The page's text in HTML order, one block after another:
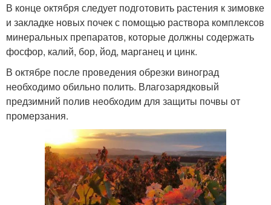
В конце октября следует подготовить растения к зимовке
и закладке новых почек с помощью раствора комплексов
минеральных препаратов, которые должны содержать
фосфор, калий, бор, йод, марганец и цинк.
В октябре после проведения обрезки виноград
необходимо обильно полить. Влагозарядковый
предзимний полив необходим для защиты почвы от
промерзания.